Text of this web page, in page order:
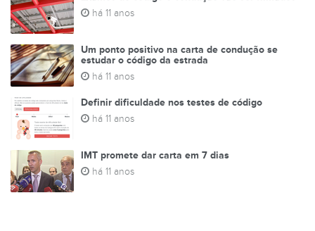
há 11 anos
Um ponto positivo na carta de condução se
estudar o código da estrada
há 11 anos
Definir dificuldade nos testes de código
há 11 anos
IMT promete dar carta em 7 dias
há 11 anos